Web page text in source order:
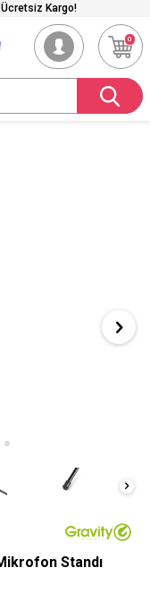
Kargo!
0
Standı